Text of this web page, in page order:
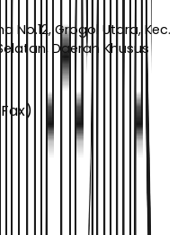
No.12, Grogol Utara, Kec.
Daerah Khusus